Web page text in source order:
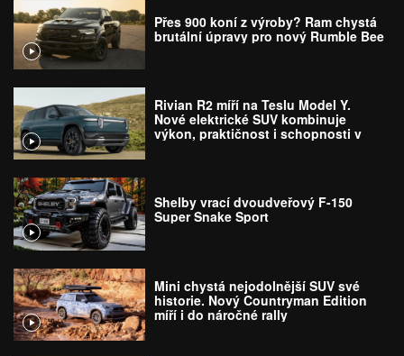
Přes 900 koní z výroby? Ram chystá
brutální úpravy pro nový Rumble Bee
Rivian R2 míří na Teslu Model Y.
Nové elektrické SUV kombinuje
výkon, praktičnost i schopnosti v
Shelby vrací dvoudveřový F-150
Super Snake Sport
Mini chystá nejodolnější SUV své
historie. Nový Countryman Edition
míří i do náročné rally